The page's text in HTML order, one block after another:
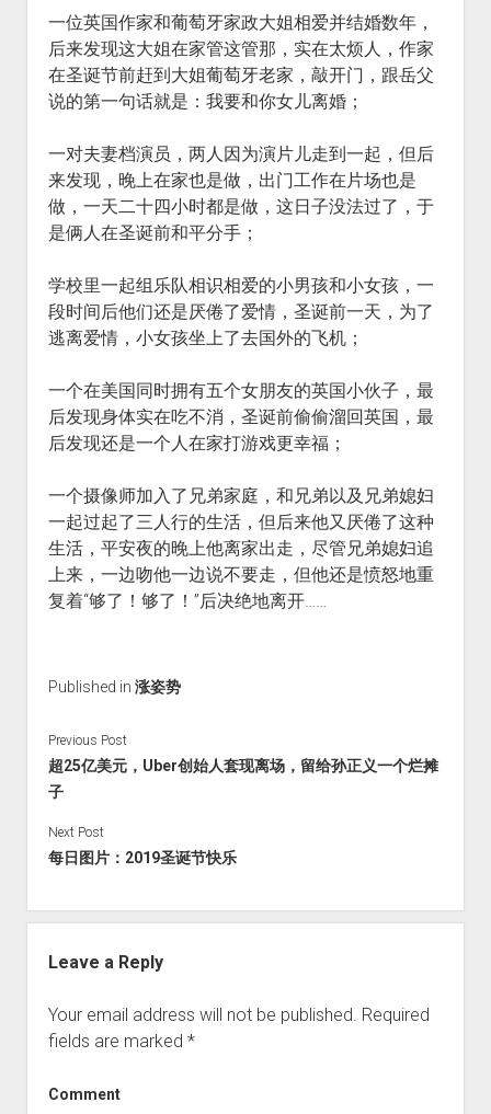
一位英国作家和葡萄牙家政大姐相爱并结婚数年，
后来发现这大姐在家管这管那，实在太烦人，作家
在圣诞节前赶到大姐葡萄牙老家，敲开门，跟岳父
说的第一句话就是：我要和你女儿离婚；
一对夫妻档演员，两人因为演片儿走到一起，但后
来发现，晚上在家也是做，出门工作在片场也是
做，一天二十四小时都是做，这日子没法过了，于
是俩人在圣诞前和平分手；
学校里一起组乐队相识相爱的小男孩和小女孩，一
段时间后他们还是厌倦了爱情，圣诞前一天，为了
逃离爱情，小女孩坐上了去国外的飞机；
一个在美国同时拥有五个女朋友的英国小伙子，最
后发现身体实在吃不消，圣诞前偷偷溜回英国，最
后发现还是一个人在家打游戏更幸福；
一个摄像师加入了兄弟家庭，和兄弟以及兄弟媳妇
一起过起了三人行的生活，但后来他又厌倦了这种
生活，平安夜的晚上他离家出走，尽管兄弟媳妇追
上来，一边吻他一边说不要走，但他还是愤怒地重
复着“够了！够了！”后决绝地离开……
Published in 涨姿势
Previous Post
超25亿美元，Uber创始人套现离场，留给孙正义一个烂摊
子
Next Post
每日图片：2019圣诞节快乐
Leave a Reply
Your email address will not be published. Required
fields are marked *
Comment